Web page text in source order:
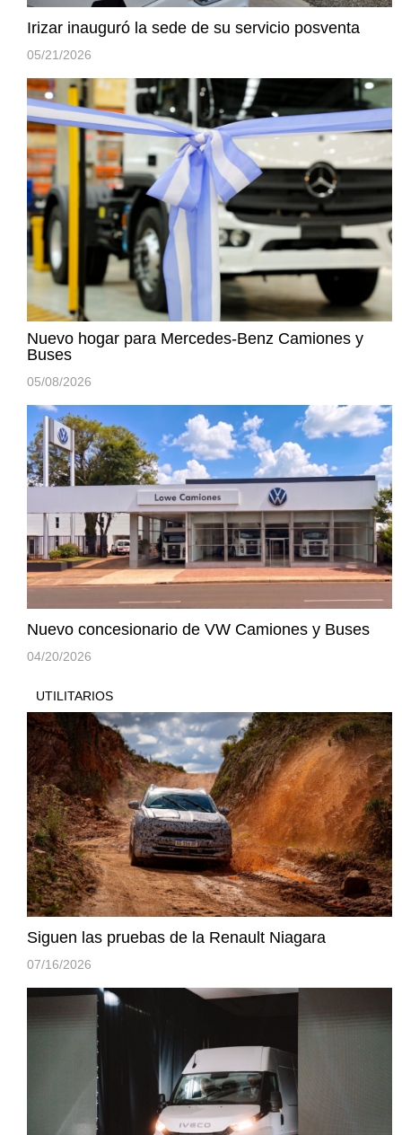
Irizar inauguró la sede de su servicio posventa
05/21/2026
Nuevo hogar para Mercedes-Benz Camiones y
Buses
05/08/2026
Nuevo concesionario de VW Camiones y Buses
04/20/2026
UTILITARIOS
Siguen las pruebas de la Renault Niagara
07/16/2026